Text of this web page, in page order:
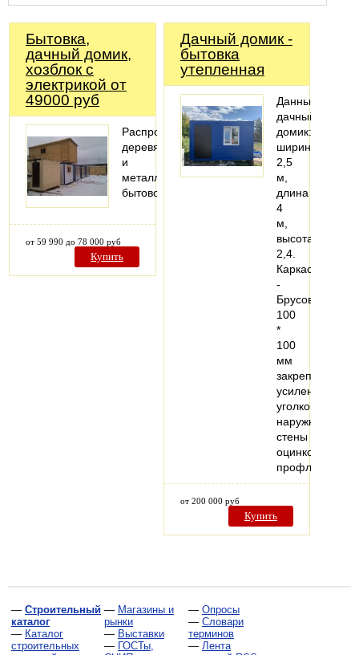
Бытовка,
дачный домик,
хозблок с
электрикой от
49000 руб
Распродажа
деревянных
и
металлических
бытовок!
от 59 990 до 78 000 руб
Купить
Дачный домик -
бытовка
утепленная
Данный
дачный
домик:
ширина
2,5
м,
длина
4
м,
высота
2,4.
Каркас
-
Брусовой
100
*
100
мм
закреплен
усиленным
уголком,
наружные
стены
оцинкованный
профлист…
от 200 000 руб
Купить
— Строительный
каталог
— Каталог
строительных
— Магазины и
рынки
— Выставки
— ГОСТы,
— Опросы
— Словари
терминов
— Лента